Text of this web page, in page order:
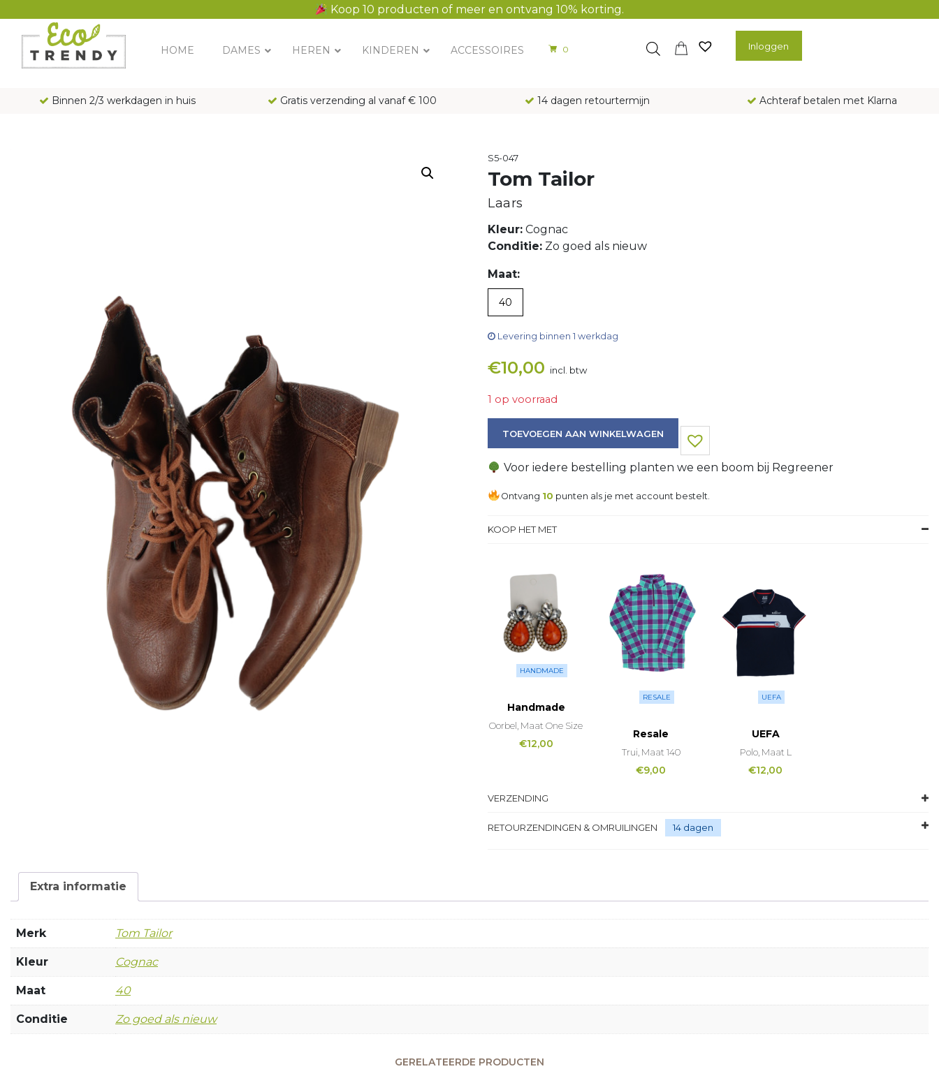
Koop 10 producten of meer en ontvang 10% korting.
Main Navigation
HOME DAMES HEREN KINDEREN ACCESSOIRES 0 Inloggen
Binnen 2/3 werkdagen in huis Gratis verzending al vanaf € 100 14 dagen retourtermijn Achteraf betalen met Klarna
S5-047
Tom Tailor
Laars
Kleur: Cognac
Conditie: Zo goed als nieuw
Maat:
40
Levering binnen 1 werkdag
€10,00 incl. btw
1 op voorraad
TOEVOEGEN AAN WINKELWAGEN
Voor iedere bestelling planten we een boom bij Regreener
Ontvang 10 punten als je met account bestelt.
KOOP HET MET
HANDMADE
Handmade
Oorbel, Maat One Size
€12,00
RESALE
Resale
Trui, Maat 140
€9,00
UEFA
UEFA
Polo, Maat L
€12,00
VERZENDING
RETOURZENDINGEN & OMRUILINGEN 14 dagen
Extra informatie
Merk Tom Tailor
Kleur Cognac
Maat 40
Conditie Zo goed als nieuw
GERELATEERDE PRODUCTEN